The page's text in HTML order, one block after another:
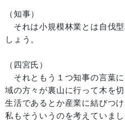
（知事）
それは小規模林業とは自伐
しょう。
（四宮氏）
それともう１つ知事の言葉
域の方々が裏山に行って木を
生活であるとか産業に結びつ
私もそういうのを考えていま